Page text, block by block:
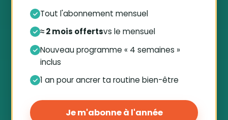
Tout l'abonnement mensuel
≈ 2 mois offertsvs le mensuel
Nouveau programme « 4 semaines »
inclus
1 an pour ancrer ta routine bien-être
Je m'abonne à l'année